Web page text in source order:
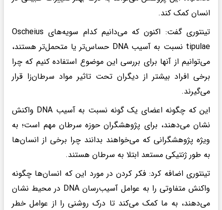
انسان کمک کند.
تینتوری گفت: اکنون که می‌دانیم کدام سویه‌های Oscheius
tipulae نسبت به آسیب DNA حساس‌تر یا متحمل‌تر هستند،
می‌توانیم از آنها برای بررسی این موضوع استفاده کنیم که چرا
برخی افراد بیشتر از دیگران تحت تاثیر مواد سرطان‌زا قرار
می‌گیرند.
این که چگونه اعضای یک گونه نسبت به آسیب DNA واکنش
نشان می‌دهند، برای پژوهشگران حوزه سرطان مهم است؛ به
ویژه پژوهشگرانی که می‌خواهند بدانند چرا برخی از انسان‌ها
به طور ژنتیکی مستعد ابتلا به سرطان هستند.
تینتوری اضافه کرد: فکر کردن در مورد این که انسان‌ها چگونه
واکنش متفاوتی را به عوامل آسیب‌رسان DNA در محیط نشان
می‌دهند، به ما کمک می‌کند تا درک روشنی را از عوامل خطر